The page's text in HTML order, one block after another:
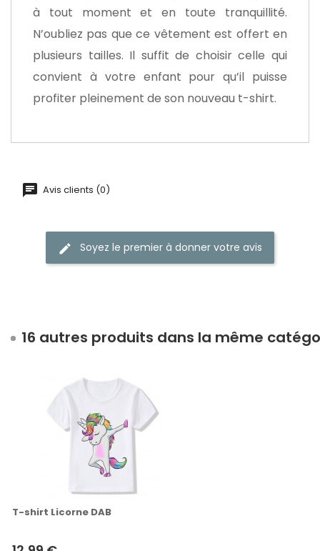
à tout moment et en toute tranquillité.
N’oubliez pas que ce vêtement est offert en
plusieurs tailles. Il suffit de choisir celle qui
convient à votre enfant pour qu’il puisse
profiter pleinement de son nouveau t-shirt.
Avis clients (0)
Soyez le premier à donner votre avis
16 autres produits dans la même
T-shirt Licorne DAB